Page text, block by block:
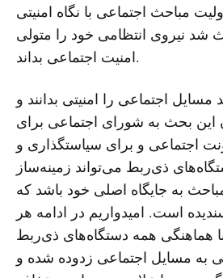
مباحث اجتماعی با نگاه امنیتی
شد نیروی انتظامی خود را متولی
امنیت اجتماعی بداند.
اجتماعی را امنیتی بدانند و
این بحث به شورای اجتماعی برای
اجتماعی و برای سیاستگذاری و
ذی‌ربط می‌تواند زمینه‌ساز
به جایگاه اصلی خود باشد که
است. امیدواریم در ادامه هر
هماهنگی همه دستگاه‌های ذی‌ربط
به مسایل اجتماعی زدوده شده و